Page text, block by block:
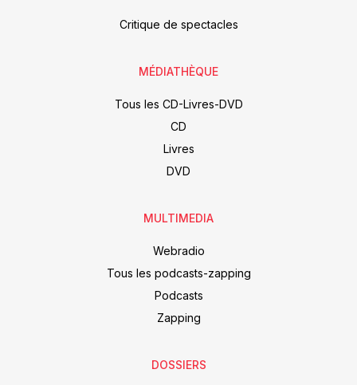
Critique de spectacles
MÉDIATHÈQUE
Tous les CD-Livres-DVD
CD
Livres
DVD
MULTIMEDIA
Webradio
Tous les podcasts-zapping
Podcasts
Zapping
DOSSIERS